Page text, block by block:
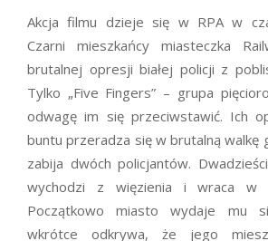
Akcja filmu dzieje się w RPA w
Czarni mieszkańcy miasteczka
brutalnej opresji białej policji z
Tylko „Five Fingers” – grupa
odwagę im się przeciwstawić. Ich
buntu przeradza się w brutalną walkę
zabija dwóch policjantów.
wychodzi z więzienia i wraca w
Początkowo miasto wydaje mu
wkrótce odkrywa, że jego